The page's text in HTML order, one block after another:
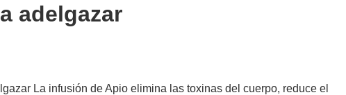
adelgazar
La infusión de Apio elimina las toxinas del cuerpo, reduce el